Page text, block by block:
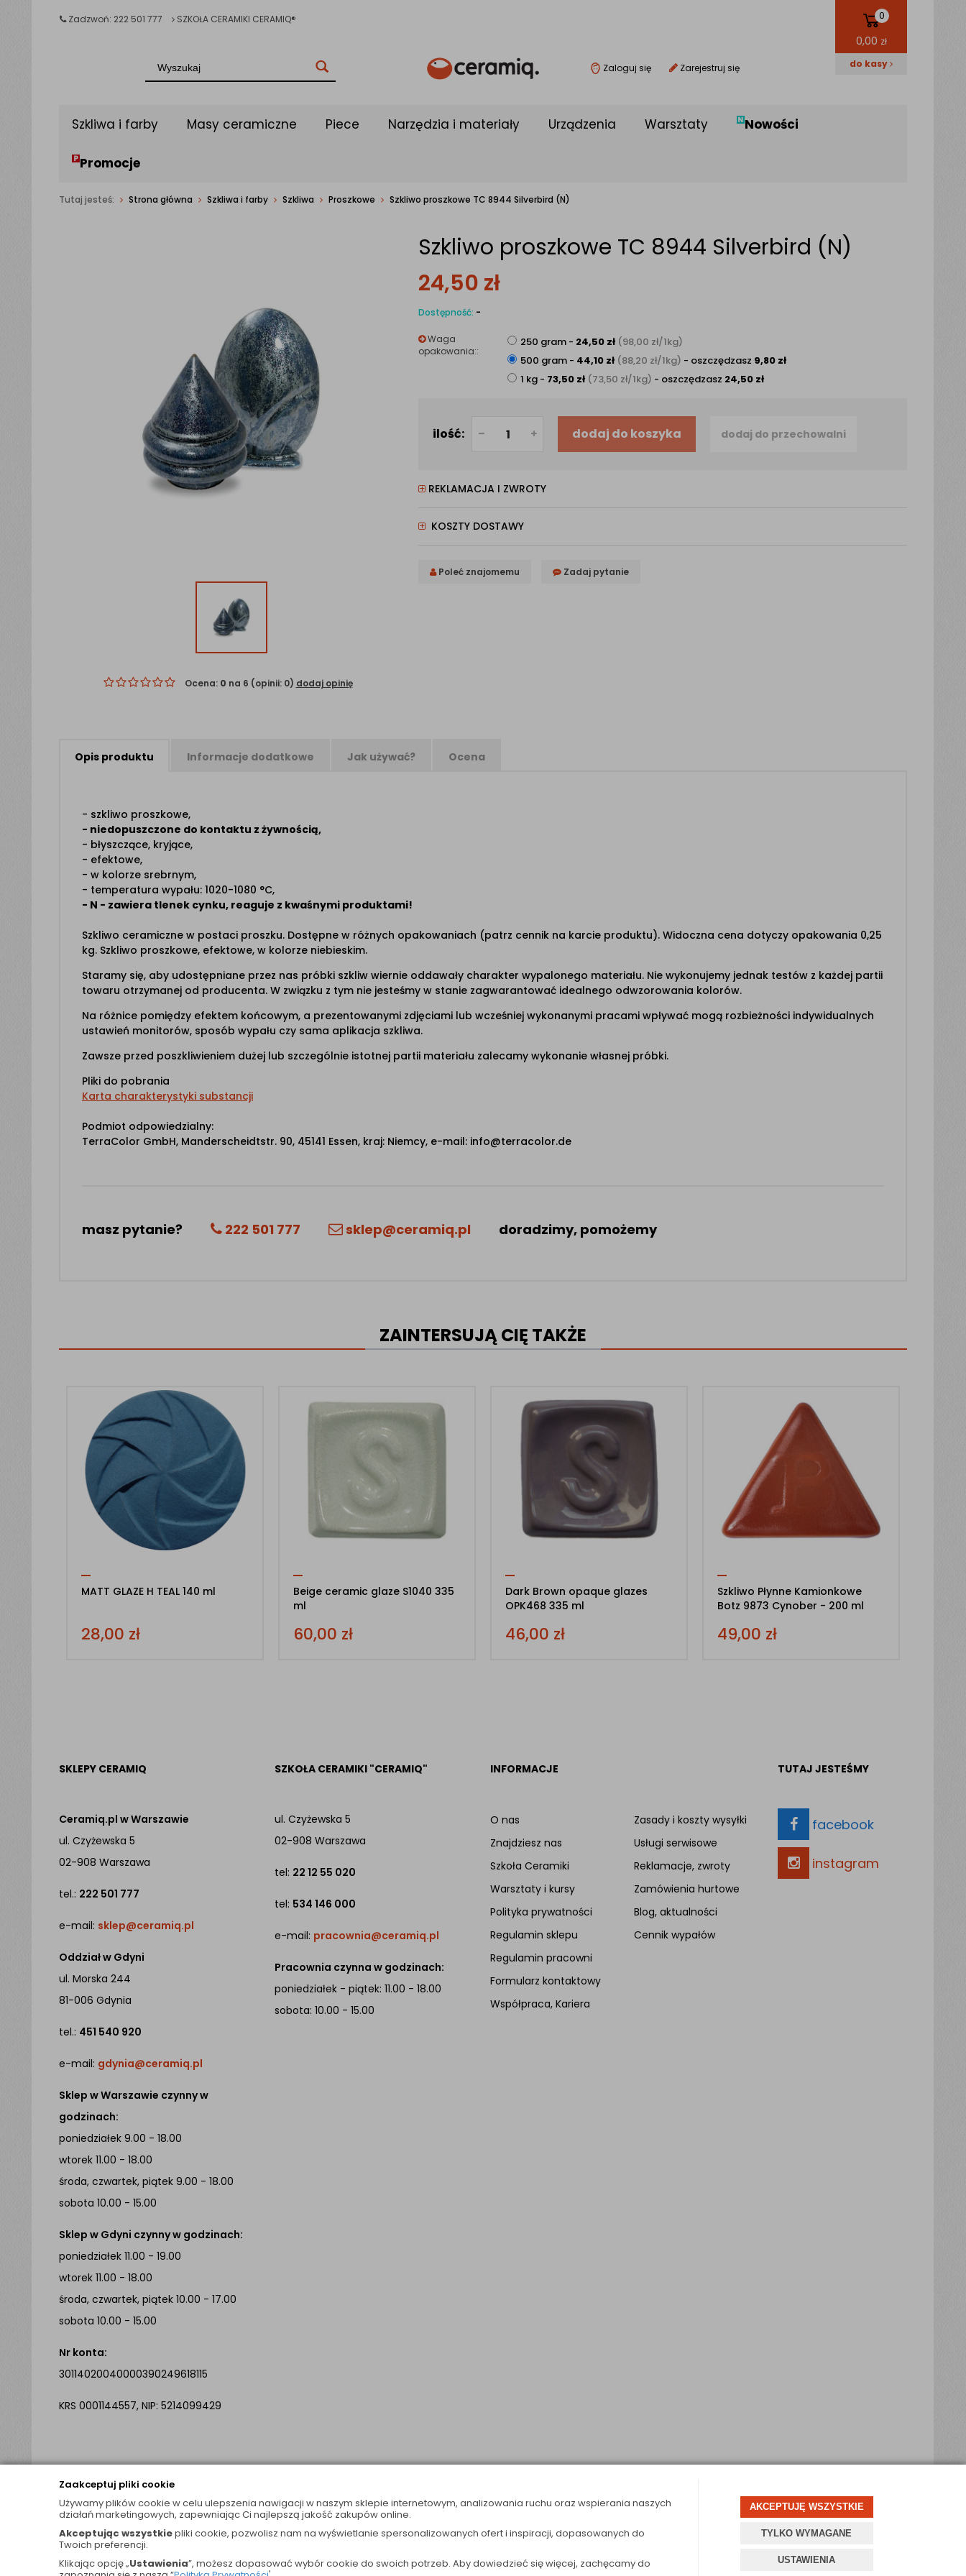
Zaakceptuj pliki cookie
Używamy plików cookie w celu ulepszenia nawigacji w naszym sklepie internetowym, analizowania ruchu oraz wspierania naszych
działań marketingowych, zapewniając Ci najlepszą jakość zakupów online.
Akceptując wszystkiepliki cookie, pozwolisz nam na wyświetlanie spersonalizowanych ofert i inspiracji, dopasowanych do
Twoich preferencji.
Klikając opcję „Ustawienia”, możesz dopasować wybór cookie do swoich potrzeb. Aby dowiedzieć się więcej, zachęcamy do
AKCEPTUJĘ WSZYSTKIE
TYLKO WYMAGANE
USTAWIENIA
Zadzwoń: 222 501 777 SZKOŁA CERAMIKI CERAMIQ® 0
0,00 zł
do kasy
Zaloguj się Zarejestruj się
Szkliwa i farby Masy ceramiczne Piece Narzędzia i materiały Urządzenia Warsztaty Nowości
Promocje
Tutaj jesteś: Strona główna Szkliwa i farby Szkliwa Proszkowe Szkliwo proszkowe TC 8944 Silverbird (N)
Ocena: 0 na 6 (opinii: 0) dodaj opinię
Szkliwo proszkowe TC 8944 Silverbird (N)
24,50 zł
Dostępność: -
Waga
opakowania::
250 gram - 24,50 zł (98,00 zł/1kg)
500 gram - 44,10 zł (88,20 zł/1kg) - oszczędzasz 9,80 zł
1 kg - 73,50 zł (73,50 zł/1kg) - oszczędzasz 24,50 zł
ilość: dodaj do koszyka dodaj do przechowalni
REKLAMACJA I ZWROTY
KOSZTY DOSTAWY
Poleć znajomemu Zadaj pytanie
Opis produktu Informacje dodatkowe Jak używać? Ocena
- szkliwo proszkowe,
- niedopuszczone do kontaktu z żywnością,
- błyszczące, kryjące,
- efektowe,
- w kolorze srebrnym,
- temperatura wypału: 1020-1080 °C,
- N - zawiera tlenek cynku, reaguje z kwaśnymi produktami!
Szkliwo ceramiczne w postaci proszku. Dostępne w różnych opakowaniach (patrz cennik na karcie produktu). Widoczna cena dotyczy opakowania 0,25
kg. Szkliwo proszkowe, efektowe, w kolorze niebieskim.
Staramy się, aby udostępniane przez nas próbki szkliw wiernie oddawały charakter wypalonego materiału. Nie wykonujemy jednak testów z każdej partii
towaru otrzymanej od producenta. W związku z tym nie jesteśmy w stanie zagwarantować idealnego odwzorowania kolorów.
Na różnice pomiędzy efektem końcowym, a prezentowanymi zdjęciami lub wcześniej wykonanymi pracami wpływać mogą rozbieżności indywidualnych
ustawień monitorów, sposób wypału czy sama aplikacja szkliwa.
Zawsze przed poszkliwieniem dużej lub szczególnie istotnej partii materiału zalecamy wykonanie własnej próbki.
Pliki do pobrania
Karta charakterystyki substancji
Podmiot odpowiedzialny:
TerraColor GmbH, Manderscheidtstr. 90, 45141 Essen, kraj: Niemcy, e-mail: info@terracolor.de
masz pytanie? 222 501 777 sklep@ceramiq.pl doradzimy, pomożemy
ZAINTERSUJĄ CIĘ TAKŻE
MATT GLAZE H TEAL 140 ml
28,00 zł
Beige ceramic glaze S1040 335
ml
60,00 zł
Dark Brown opaque glazes
OPK468 335 ml
46,00 zł
Szkliwo Płynne Kamionkowe
Botz 9873 Cynober - 200 ml
49,00 zł
SKLEPY CERAMIQ
Ceramiq.pl w Warszawie
ul. Czyżewska 5
02-908 Warszawa
tel.: 222 501 777
e-mail: sklep@ceramiq.pl
Oddział w Gdyni
ul. Morska 244
81-006 Gdynia
tel.: 451 540 920
e-mail: gdynia@ceramiq.pl
Sklep w Warszawie czynny w
godzinach:
poniedziałek 9.00 - 18.00
wtorek 11.00 - 18.00
środa, czwartek, piątek 9.00 - 18.00
sobota 10.00 - 15.00
Sklep w Gdyni czynny w godzinach:
poniedziałek 11.00 - 19.00
wtorek 11.00 - 18.00
środa, czwartek, piątek 10.00 - 17.00
sobota 10.00 - 15.00
Nr konta:
30114020040000390249618115
KRS 0001144557, NIP: 5214099429
SZKOŁA CERAMIKI "CERAMIQ"
ul. Czyżewska 5
02-908 Warszawa
tel: 22 12 55 020
tel: 534 146 000
e-mail: pracownia@ceramiq.pl
Pracownia czynna w godzinach:
poniedziałek - piątek: 11.00 - 18.00
sobota: 10.00 - 15.00
INFORMACJE
O nas
Znajdziesz nas
Szkoła Ceramiki
Warsztaty i kursy
Polityka prywatności
Regulamin sklepu
Regulamin pracowni
Formularz kontaktowy
Współpraca, Kariera
Zasady i koszty wysyłki
Usługi serwisowe
Reklamacje, zwroty
Zamówienia hurtowe
Blog, aktualności
Cennik wypałów
TUTAJ JESTEŚMY
facebook
instagram
© 2026 Wszelkie Prawa Zastrzeżone projekt i oprogramowanie sklepu: